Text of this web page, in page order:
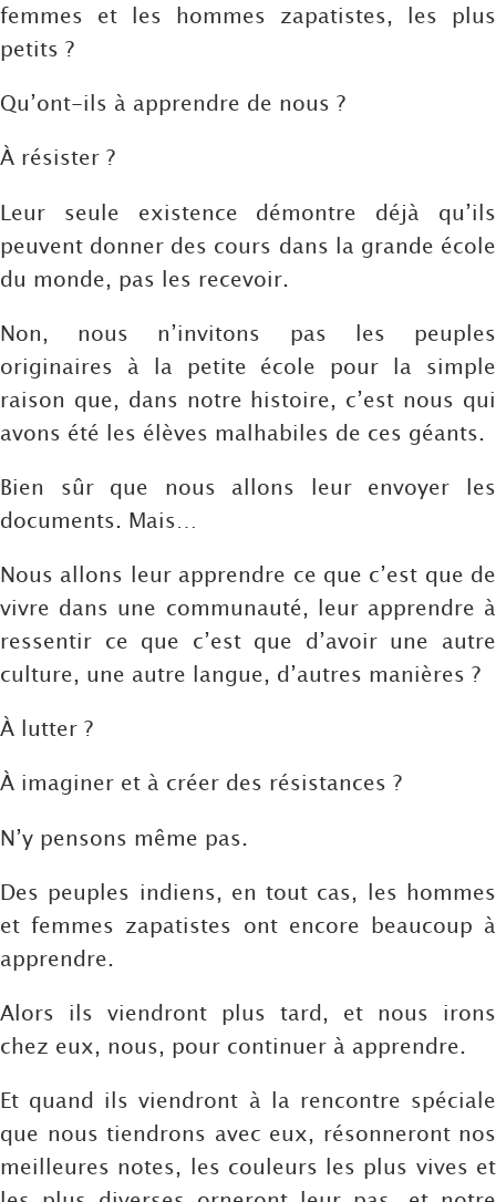
femmes et les hommes zapatistes, les plus
petits ?
Qu’ont-ils à apprendre de nous ?
À résister ?
Leur seule existence démontre déjà qu’ils
peuvent donner des cours dans la grande école
du monde, pas les recevoir.
Non, nous n’invitons pas les peuples
originaires à la petite école pour la simple
raison que, dans notre histoire, c’est nous qui
avons été les élèves malhabiles de ces géants.
Bien sûr que nous allons leur envoyer les
documents. Mais…
Nous allons leur apprendre ce que c’est que de
vivre dans une communauté, leur apprendre à
ressentir ce que c’est que d’avoir une autre
culture, une autre langue, d’autres manières ?
À lutter ?
À imaginer et à créer des résistances ?
N’y pensons même pas.
Des peuples indiens, en tout cas, les hommes
et femmes zapatistes ont encore beaucoup à
apprendre.
Alors ils viendront plus tard, et nous irons
chez eux, nous, pour continuer à apprendre.
Et quand ils viendront à la rencontre spéciale
que nous tiendrons avec eux, résonneront nos
meilleures notes, les couleurs les plus vives et